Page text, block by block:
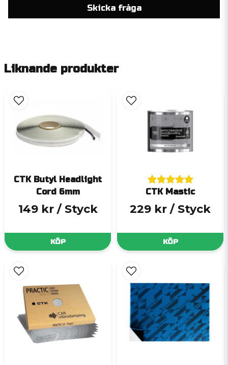
Skicka fråga
Liknande produkter
CTK Butyl Headlight
Cord 6mm
149 kr / Styck
KÖP
CTK Mastic
229 kr / Styck
KÖP